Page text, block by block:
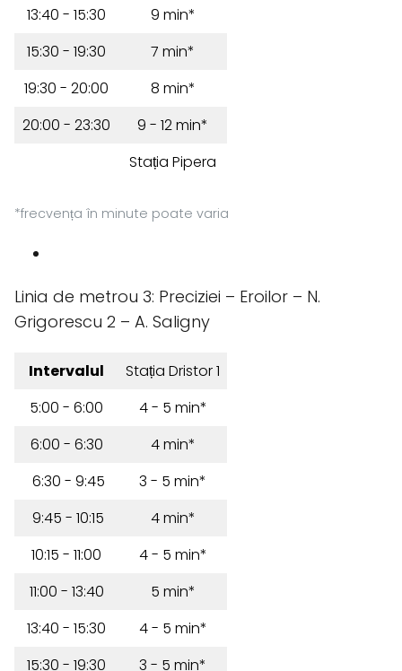
13:40 - 15:30
9 min*
15:30 - 19:30
7 min*
19:30 - 20:00
8 min*
20:00 - 23:30
9 - 12 min*
Stația Pipera
*frecvența în minute poate varia
Linia de metrou 3: Preciziei – Eroilor – N.
Grigorescu 2 – A. Saligny
Intervalul
Stația Dristor 1
5:00 - 6:00
4 - 5 min*
6:00 - 6:30
4 min*
6:30 - 9:45
3 - 5 min*
9:45 - 10:15
4 min*
10:15 - 11:00
4 - 5 min*
11:00 - 13:40
5 min*
13:40 - 15:30
4 - 5 min*
15:30 - 19:30
3 - 5 min*